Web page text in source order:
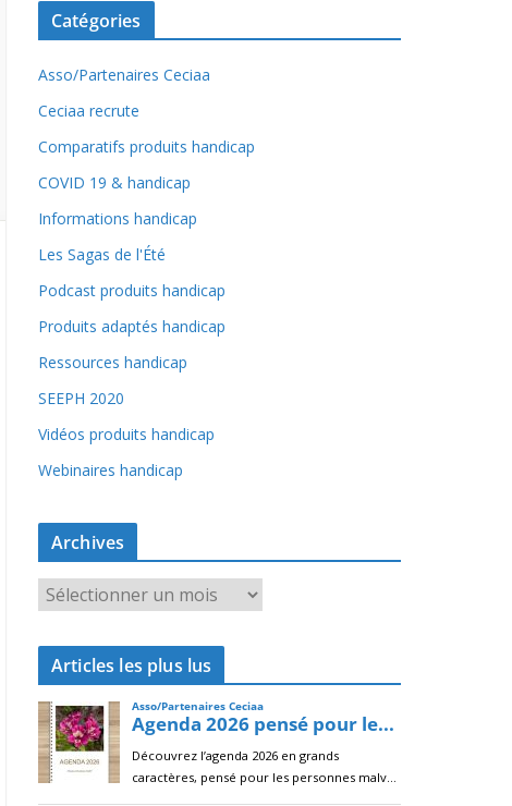
Catégories
Asso/Partenaires Ceciaa
Ceciaa recrute
Comparatifs produits handicap
COVID 19 & handicap
Informations handicap
Les Sagas de l'Été
Podcast produits handicap
Produits adaptés handicap
Ressources handicap
SEEPH 2020
Vidéos produits handicap
Webinaires handicap
Archives
r
c
i
v
e
s
Articles les plus lus